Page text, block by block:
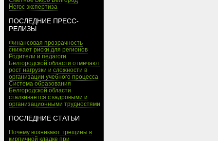
Негос экспертиза
ПОСЛЕДНИЕ ПРЕСС-
РЕЛИЗЫ
Финансовая прозрачность
снижает риски для регионов
Родители и педагоги
Белгородской области отмечают
рост нагрузки и сложности в
организации учебного процесса
Система образования
Белгородской области
сталкивается с кадровыми и
организационными трудностями
ПОСЛЕДНИЕ СТАТЬИ
Почему возникают трещины в
кирпичной кладке при